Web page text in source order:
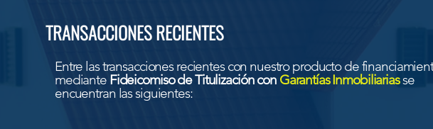
TRANSACCIONES RECIENTES
Entre las transacciones recientes con nuestro producto de
mediante Fideicomiso de Titulización con Garantías Inmobiliariasse
encuentran las siguientes: